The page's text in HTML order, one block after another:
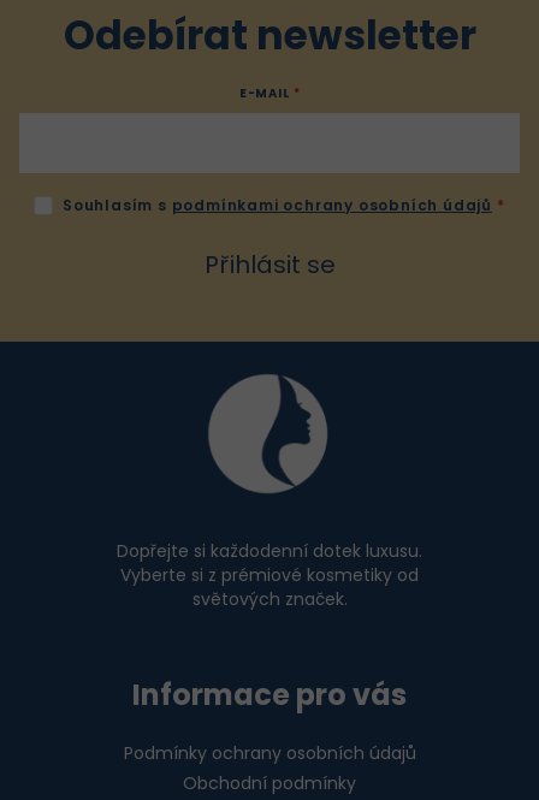
p
r
k
ý
p
s
í
Odebírat newsletter
E-MAIL
Souhlasím s podmínkami ochrany osobních údajů
Přihlásit se
Dopřejte si každodenní dotek luxusu.
Vyberte si z prémiové kosmetiky od
světových značek.
Informace pro vás
Podmínky ochrany osobních údajů
Obchodní podmínky